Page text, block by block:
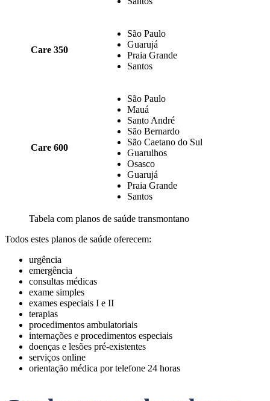
Care 350
São Paulo
Guarujá
Praia Grande
Santos
Care 600
São Paulo
Mauá
Santo André
São Bernardo
São Caetano do Sul
Guarulhos
Osasco
Guarujá
Praia Grande
Santos
Tabela com planos de saúde transmontano
Todos estes planos de saúde oferecem:
urgência
emergência
consultas médicas
exame simples
exames especiais I e II
terapias
procedimentos ambulatoriais
internações e procedimentos especiais
doenças e lesões pré-existentes
serviços online
orientação médica por telefone 24 horas